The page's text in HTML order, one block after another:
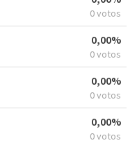
0 votos
0,00%
0 votos
0,00%
0 votos
0,00%
0 votos